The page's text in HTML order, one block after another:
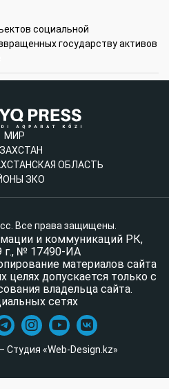
социальной
государству активов
МИР
ОБЛАСТЬ
ЗКО
Все права защищены.
и коммуникаций РК,
г., № 17490-ИА
материалов сайта
целях допускается только с
владельца сайта.
сетях
Студия «Web-Design.kz»